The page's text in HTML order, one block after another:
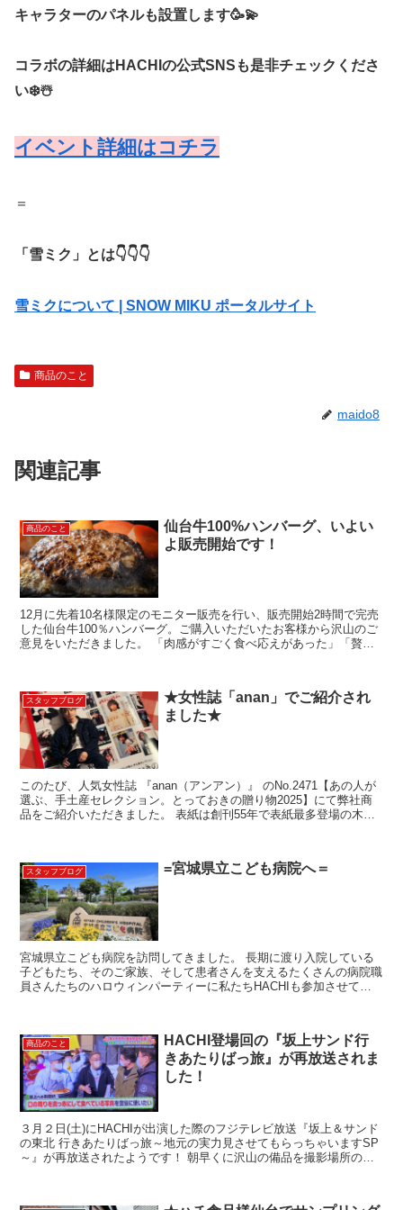
キャラターのパネルも設置します🥳💫
コラボの詳細はHACHIの公式SNSも是非チェックくださ
い❄️☃️
イベント詳細はコチラ
＝
「雪ミク」とは👇👇👇
雪ミクについて | SNOW MIKU ポータルサイト
商品のこと
maido8
関連記事
商品のこと
仙台牛100%ハンバーグ、いよい
よ販売開始です！
12月に先着10名様限定のモニター販売を行い、販売開始2時間で完売
した仙台牛100％ハンバーグ。ご購入いただいたお客様から沢山のご
意見をいただきました。 「肉感がすごく食べ応えがあった」「贅沢
スタッフブログ
★女性誌「anan」でご紹介され
ました★
このたび、人気女性誌 『anan（アンアン）』 のNo.2471【あの人が
選ぶ、手土産セレクション。とっておきの贈り物2025】にて弊社商
品をご紹介いただきました。 表紙は創刊55年で表紙最多登場の木村
スタッフブログ =宮城県立こども病院へ＝
宮城県立こども病院を訪問してきました。 長期に渡り入院している
子どもたち、そのご家族、そして患者さんを支えるたくさんの病院職
員さんたちのハロウィンパーティーに私たちHACHIも参加させてい
商品のこと
HACHI登場回の『坂上サンド行
きあたりばっ旅』が再放送されま
した！
３月２日(土)にHACHIが出演した際のフジテレビ放送『坂上＆サンド
の東北 行きあたりばっ旅～地元の実力見させてもらっちゃいますSP
～』が再放送されたようです！ 朝早くに沢山の備品を撮影場所の定